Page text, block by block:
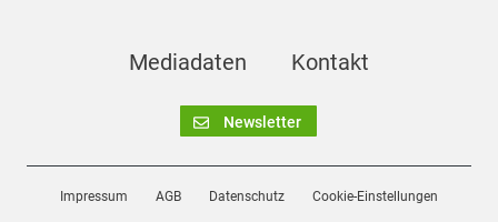
Mediadaten Kontakt
Newsletter
Impressum AGB Datenschutz Cookie-Einstellungen